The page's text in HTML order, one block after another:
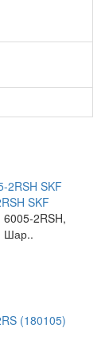
SKF
2RSH,
Шар..